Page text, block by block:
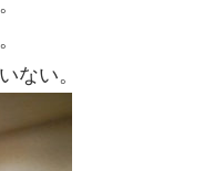
ない。